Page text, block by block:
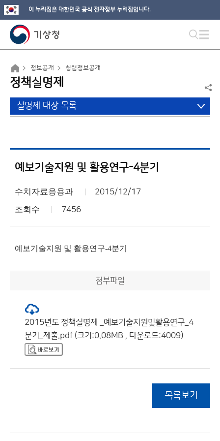
이 누리집은 대한민국 공식 전자정부 누리집입니다.
정보공개 청렴정보공개
정책실명제
실명제 대상 목록
예보기술지원 및 활용연구-4분기
수치자료응용과 2015/12/17
조회수 7456
예보기술지원 및 활용연구-4분기
첨부파일
2015년도 정책실명제 _예보기술지원및활용연구_4
분기_제출.pdf (크기:0.08MB , 다운로드:4009)
목록보기